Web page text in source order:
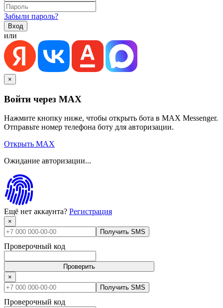
Забыли пароль?
или
×
Войти через MAX
Нажмите кнопку ниже, чтобы открыть бота в MAX Messenger.
Отправьте номер телефона боту для авторизации.
Открыть MAX
Ожидание авторизации...
Ещё нет аккаунта? Регистрация
×
Получить SMS
Проверочный код
Проверить
×
Получить SMS
Проверочный код